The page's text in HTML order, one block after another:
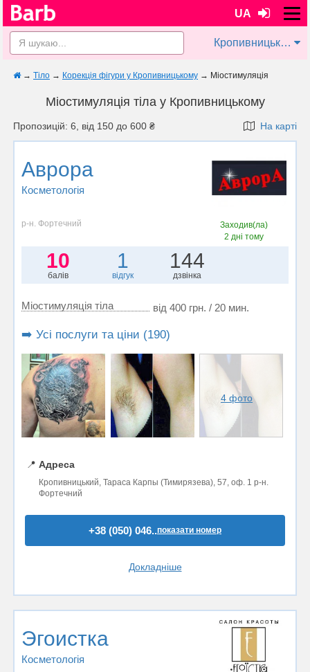
UA
Кропивницький
→ Тіло → Корекція фігури у Кропивницькому → Міостимуляція
Міостимуляція тіла у Кропивницькому
Пропозицій: 6, від 150 до 600 ₴ На карті
Аврора
Косметологія
р-н. Фортечний
Заходив(ла)
2 дні тому
10
балів
1
відгук
144
дзвінка
Міостимуляція тіла від 400 грн. / 20 мин.
➡️ Усі послуги та ціни (190)
4 фото
📍 Адреса
Кропивницький, Тараса Карпы (Тимирязева), 57, оф. 1 р-н.
Фортечний
+38 (050) 046..показати номер
Докладніше
Эгоистка
Косметологія